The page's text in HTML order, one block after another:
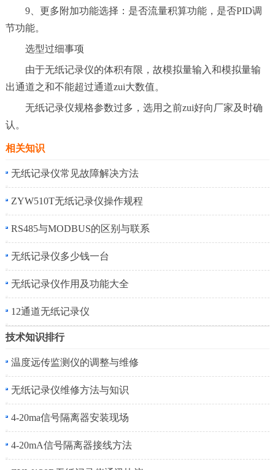
9、更多附加功能选择：是否流量积算功能，是否PID调
节功能。
选型过细事项
由于无纸记录仪的体积有限，故模拟量输入和模拟量输
出通道之和不能超过通道zui大数值。
无纸记录仪规格参数过多，选用之前zui好向厂家及时确
认。
相关知识
无纸记录仪常见故障解决方法
ZYW510T无纸记录仪操作规程
RS485与MODBUS的区别与联系
无纸记录仪多少钱一台
无纸记录仪作用及功能大全
12通道无纸记录仪
技术知识排行
温度远传监测仪的调整与维修
无纸记录仪维修方法与知识
4-20ma信号隔离器安装现场
4-20mA信号隔离器接线方法